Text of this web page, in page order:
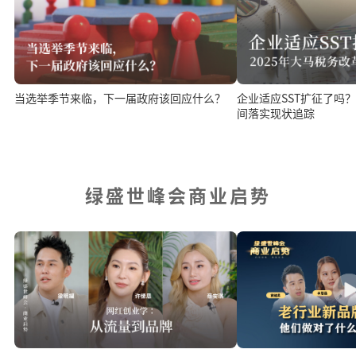
当选举季节来临，下一届政府该回应什么？
企业适应SST扩征了吗？ 2025年税务改革
间落实现状追踪
绿盛世峰会商业启势